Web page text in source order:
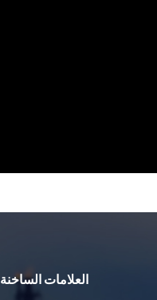
العلامات الساخنة